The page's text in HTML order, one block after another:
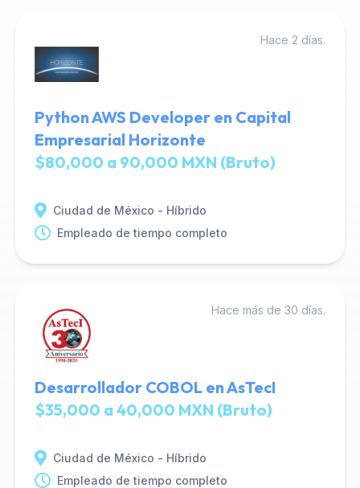
Hace 2 días.
Python AWS Developer en Capital
Empresarial Horizonte
$80,000 a 90,000 MXN (Bruto)
Ciudad de México - Híbrido
Empleado de tiempo completo
Hace más de 30 días.
Desarrollador COBOL en AsTecI
$35,000 a 40,000 MXN (Bruto)
Ciudad de México - Híbrido
Empleado de tiempo completo